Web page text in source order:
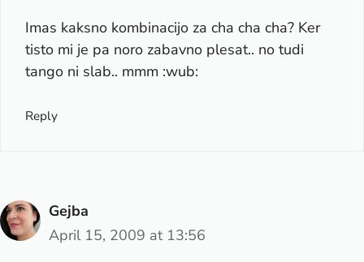
Imas kaksno kombinacijo za cha cha cha? Ker
tisto mi je pa noro zabavno plesat.. no tudi
tango ni slab.. mmm :wub:
Reply
Gejba
April 15, 2009 at 13:56